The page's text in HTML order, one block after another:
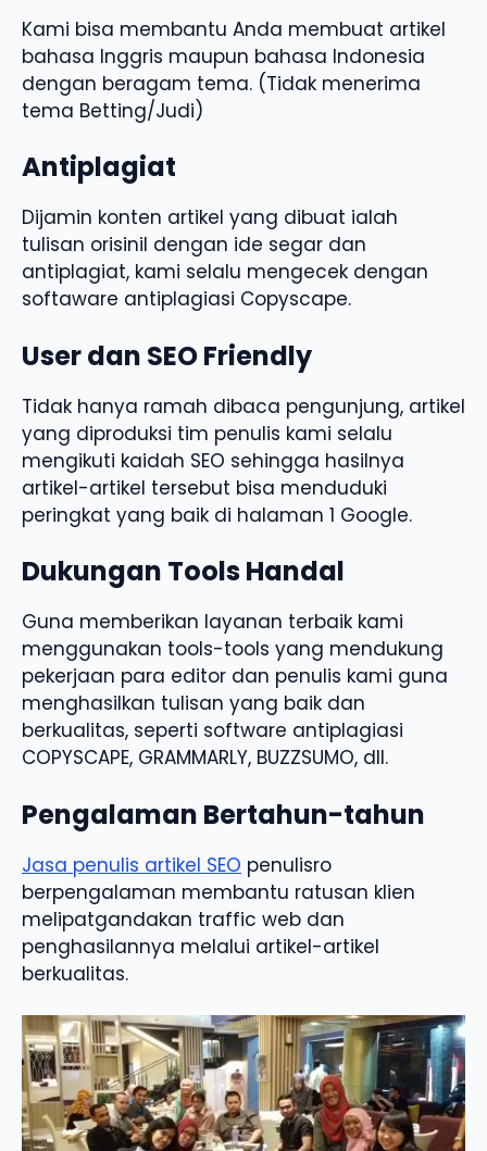
Kami bisa membantu Anda membuat artikel
bahasa Inggris maupun bahasa Indonesia
dengan beragam tema. (Tidak menerima
tema Betting/Judi)
Antiplagiat
Dijamin konten artikel yang dibuat ialah
tulisan orisinil dengan ide segar dan
antiplagiat, kami selalu mengecek dengan
softaware antiplagiasi Copyscape.
User dan SEO Friendly
Tidak hanya ramah dibaca pengunjung, artikel
yang diproduksi tim penulis kami selalu
mengikuti kaidah SEO sehingga hasilnya
artikel-artikel tersebut bisa menduduki
peringkat yang baik di halaman 1 Google.
Dukungan Tools Handal
Guna memberikan layanan terbaik kami
menggunakan tools-tools yang mendukung
pekerjaan para editor dan penulis kami guna
menghasilkan tulisan yang baik dan
berkualitas, seperti software antiplagiasi
COPYSCAPE, GRAMMARLY, BUZZSUMO, dll.
Pengalaman Bertahun-tahun
Jasa penulis artikel SEO penulisro
berpengalaman membantu ratusan klien
melipatgandakan traffic web dan
penghasilannya melalui artikel-artikel
berkualitas.